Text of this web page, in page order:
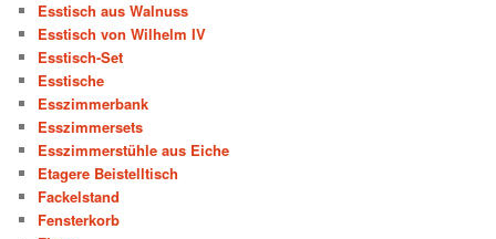
Esstisch aus Walnuss
Esstisch von Wilhelm IV
Esstisch-Set
Esstische
Esszimmerbank
Esszimmersets
Esszimmerstühle aus Eiche
Etagere Beistelltisch
Fackelstand
Fensterkorb